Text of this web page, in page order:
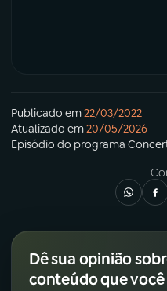
Publicado em22/03/2022
Atualizado em20/05/2026
Episódio do programa
Dê sua opinião
conteúdo que você